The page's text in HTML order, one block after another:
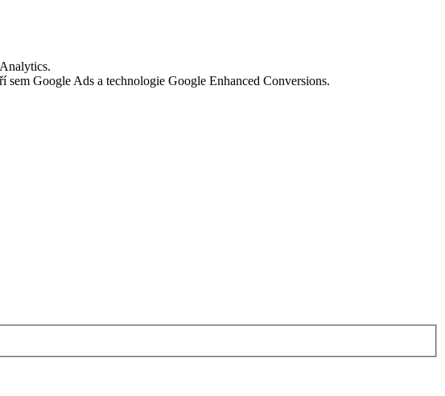
Google Ads a technologie Google Enhanced Conversions.